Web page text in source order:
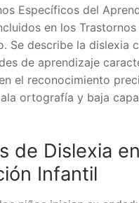
Específicos del
en los
Se describe la dislexia
de aprendizaje
el reconocimiento
ortografía y baja
de Dislexia en
Infantil